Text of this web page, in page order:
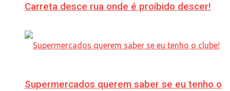
Carreta desce rua onde é proibido descer!
Supermercados querem saber se eu tenho o